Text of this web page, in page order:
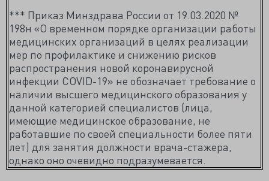
*** Приказ Минздрава России от 19.03.2020 №
198н «О временном порядке организации работы
медицинских организаций в целях реализации
мер по профилактике и снижению рисков
распространения новой коронавирусной
инфекции COVID-19» не обозначает требование о
наличии высшего медицинского образования у
данной категорией специалистов (лица,
имеющие медицинское образование, не
работавшие по своей специальности более пяти
лет) для занятия должности врача-стажера,
однако оно очевидно подразумевается.